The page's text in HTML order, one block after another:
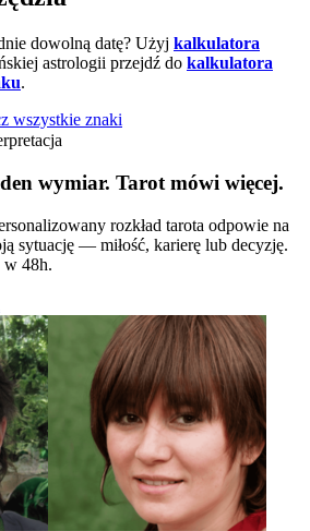
dowolną datę? Użyj kalkulatora
astrologii przejdź do kalkulatora
.
wszystkie znaki
wymiar. Tarot mówi więcej.
rozkład tarota odpowie na
sytuację — miłość, karierę lub decyzję.
w 48h.